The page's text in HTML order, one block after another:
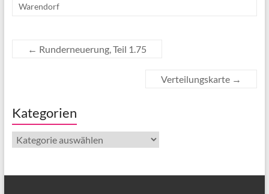
Warendorf
← Runderneuerung, Teil 1.75
Verteilungskarte →
Kategorien
Kategorien